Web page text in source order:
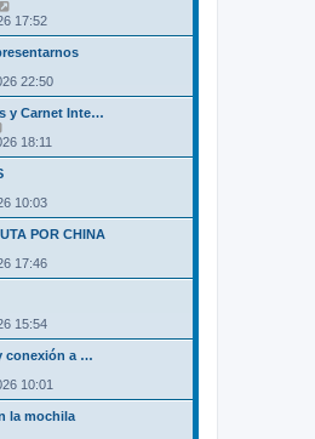
m
e
s
j
e
t
o
m
e
s
j
e
e
r
ú
t
m
o
m
e
e
17:52
22:50
y Carnet Inte…
e
r
t
m
o
m
e
j
e
18:11
10:03
POR CHINA
e
r
t
o
m
e
s
17:46
15:54
conexión a …
10:01
la mochila